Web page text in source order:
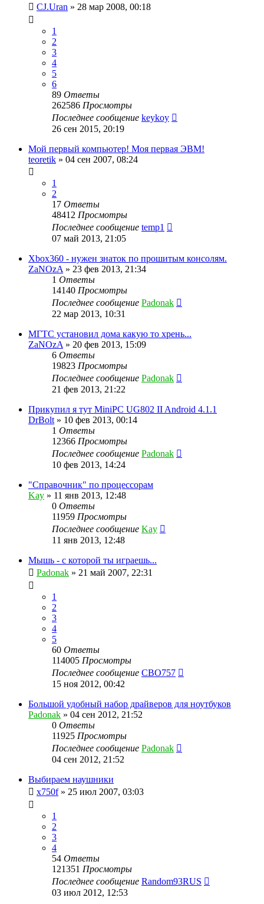
CJ.Uran » 28 мар 2008, 00:18
1
2
3
4
5
6
89 Ответы
262586 Просмотры
Последнее сообщение keykoy
26 сен 2015, 20:19
Мой первый компьютер! Моя первая ЭВМ!
teoretik » 04 сен 2007, 08:24
1
2
17 Ответы
48412 Просмотры
Последнее сообщение temp1
07 май 2013, 21:05
Xbox360 - нужен знаток по прошитым консолям.
ZaNOzA » 23 фев 2013, 21:34
1 Ответы
14140 Просмотры
Последнее сообщение Padonak
22 мар 2013, 10:31
МГТС установил дома какую то хрень...
ZaNOzA » 20 фев 2013, 15:09
6 Ответы
19823 Просмотры
Последнее сообщение Padonak
21 фев 2013, 21:22
Прикупил я тут MiniPC UG802 II Android 4.1.1
DrBolt » 10 фев 2013, 00:14
1 Ответы
12366 Просмотры
Последнее сообщение Padonak
10 фев 2013, 14:24
"Справочник" по процессорам
Kay » 11 янв 2013, 12:48
0 Ответы
11959 Просмотры
Последнее сообщение Kay
11 янв 2013, 12:48
Мышь - с которой ты играешь...
Padonak » 21 май 2007, 22:31
1
2
3
4
5
60 Ответы
114005 Просмотры
Последнее сообщение CBO757
15 ноя 2012, 00:42
Большой удобный набор драйверов для ноутбуков
Padonak » 04 сен 2012, 21:52
0 Ответы
11925 Просмотры
Последнее сообщение Padonak
04 сен 2012, 21:52
Выбираем наушники
x750f» 25 июл 2007, 03:03
1
2
3
4
54 Ответы
121351 Просмотры
Последнее сообщение Random93RUS
03 июл 2012, 12:53